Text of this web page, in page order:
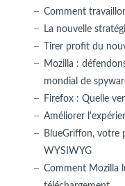
Comment
La nouvelle
Tirer profit du
Mozilla :
mondial de
Firefox : Quelle
Améliorer
BlueGriffon, votre
WYSIWYG
Comment Mozilla